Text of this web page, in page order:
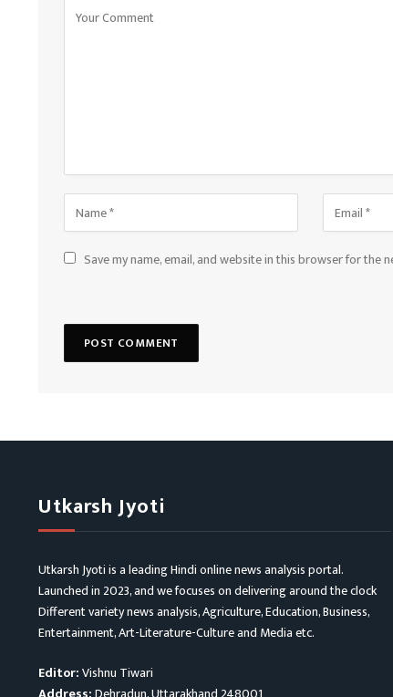
Save my name, email, and website in this browser for the
Utkarsh Jyoti
Utkarsh Jyoti is a leading Hindi online news analysis portal.
Launched in 2023, and we focuses on delivering around the clock
Different variety news analysis, Agriculture, Education, Business,
Entertainment, Art-Literature-Culture and Media etc.
Editor:Vishnu Tiwari